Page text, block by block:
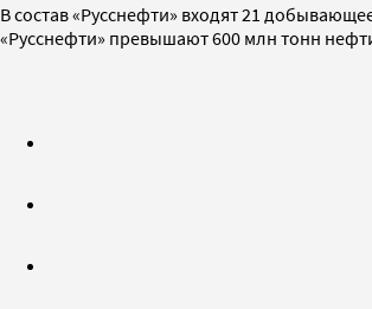
В состав «Русснефти» входят 21
«Русснефти» превышают 600 млн тонн